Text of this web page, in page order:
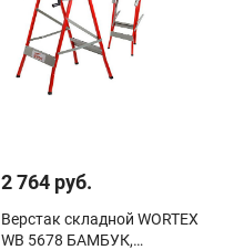
2 764 руб.
Верстак складной WORTEX
WB 5678 БАМБУК,